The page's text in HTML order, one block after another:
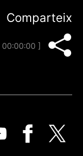
Comparteix
00:00:00 ]